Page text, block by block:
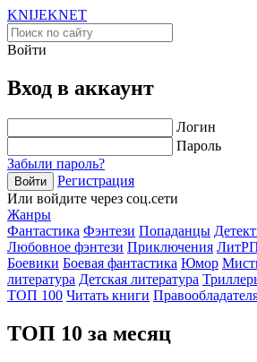
KNIJEKNET
Войти
Вход в аккаунт
Логин
Пароль
Забыли пароль?
Войти
Регистрация
Или войдите через соц.сети
Жанры
Фантастика Фэнтези Попаданцы
Любовное фэнтези Приключения
Боевики Боевая фантастика Юмор
литература Детская литература
ТОП 100 Читать книги
ТОП 10 за месяц